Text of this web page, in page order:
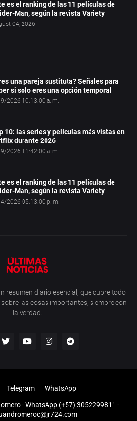
es el ranking de las 11 películas de
Man, según la revista Variety
04, 2026
una pareja sustituta? Señales para
si solo eres una opción temporal
2026 10:13:00 a. m.
10: las series y películas más vistas en
durante 2026
2026 11:42:00 a. m.
es el ranking de las 11 películas de
Man, según la revista Variety
2026 05:13:00 p. m.
resumen diario esencial, que cubre todo
sobre las cosas importantes, siempre con
la verdad.
- WhatsApp (+57) 3052299811 -
Telegram WhatsApp